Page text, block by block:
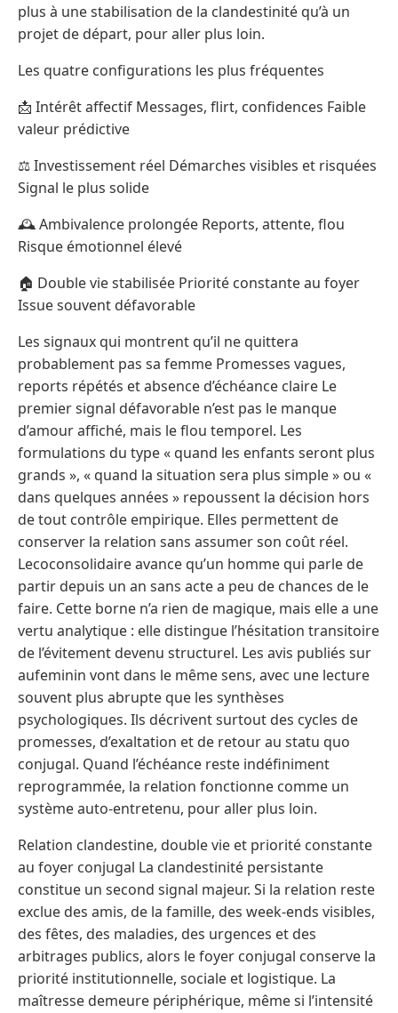
plus à une stabilisation de la clandestinité qu’à un
projet de départ, pour aller plus loin.
Les quatre configurations les plus fréquentes
📩 Intérêt affectif Messages, flirt, confidences Faible
valeur prédictive
⚖️ Investissement réel Démarches visibles et risquées
Signal le plus solide
🕰️ Ambivalence prolongée Reports, attente, flou
Risque émotionnel élevé
🏠 Double vie stabilisée Priorité constante au foyer
Issue souvent défavorable
Les signaux qui montrent qu’il ne quittera
probablement pas sa femme Promesses vagues,
reports répétés et absence d’échéance claire Le
premier signal défavorable n’est pas le manque
d’amour affiché, mais le flou temporel. Les
formulations du type « quand les enfants seront plus
grands », « quand la situation sera plus simple » ou «
dans quelques années » repoussent la décision hors
de tout contrôle empirique. Elles permettent de
conserver la relation sans assumer son coût réel.
Lecoconsolidaire avance qu’un homme qui parle de
partir depuis un an sans acte a peu de chances de le
faire. Cette borne n’a rien de magique, mais elle a une
vertu analytique : elle distingue l’hésitation transitoire
de l’évitement devenu structurel. Les avis publiés sur
aufeminin vont dans le même sens, avec une lecture
souvent plus abrupte que les synthèses
psychologiques. Ils décrivent surtout des cycles de
promesses, d’exaltation et de retour au statu quo
conjugal. Quand l’échéance reste indéfiniment
reprogrammée, la relation fonctionne comme un
système auto-entretenu, pour aller plus loin.
Relation clandestine, double vie et priorité constante
au foyer conjugal La clandestinité persistante
constitue un second signal majeur. Si la relation reste
exclue des amis, de la famille, des week-ends visibles,
des fêtes, des maladies, des urgences et des
arbitrages publics, alors le foyer conjugal conserve la
priorité institutionnelle, sociale et logistique. La
maîtresse demeure périphérique, même si l’intensité